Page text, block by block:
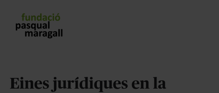
Eines jurídiques en la